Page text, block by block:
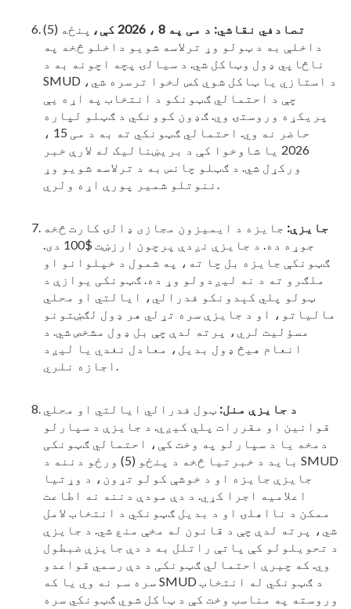
تصادفي نقاشي: د می په 8 ، 2026 کې،
پنځه (5)
داخلې به د ټولو وړ ترلاسه شویو داخلو څخه په
ناڅاپي ډول وټاکل شي. د سیالۍ پچه اچونه به د
SMUD د استازي یا ټاکل شوي کس لخوا ترسره شي،
چې د احتمالي ګټونکو د انتخاب په اړه یې
پریکړه وروستۍ وي. ګډون کوونکي د ګټلو لپاره
حاضر نه وي. احتمالي ګټونکي ته به د می 15 ،
2026 یا شاوخوا کې د بریښنالیک له لارې خبر
ورکړل شي. د ګټلو چانس به د ترلاسه شویو وړ
ننوتلو شمیر پورې اړه ولري.
جایزې: جایزه د ایمیزون مجازی ډالۍ کارت څخه
جوړه ده. د جایزې نږدې پرچون ارزښت $100 دی.
ګټونکې جایزه بل چا ته، په شمول د خپلوانو او
ملګرو ته د نه لیږدولو وړ ده. ګټونکی یوازې د
ټولو پلي کېدونکو فدرالي، ایالتي او محلي
مالیاتو، او د جایزې سره تړلي هر ډول لګښتونو
مسؤلیت لري، پرته لدې چې بل ډول مشخص شي. د
انعام هیڅ ډول بدیل، معادل نغدي یا لیږد
اجازه نلري.
د جایزې منل: ټول فدرالي ایالتي او محلي
قوانین او مقررات پلي کیږي. د جایزې د سپارلو
دمخه یا د سپارلو په وخت کې، احتمالي ګټونکی
باید د خبرتیا څخه د پنځو (5) ورځو دننه د SMUD
جایزې جایزه او د خوشې کولو تړون، د وړتیا
اعلامیه اجرا کړي. د دې مودې دننه نه اطاعت
ممکن د نااهلۍ او د بدیل ګټونکي د انتخاب لامل
شي، پرته لدې چې د قانون له مخې منع شي. د جایزې
د تحویلولو کې پاتې راتلل به د دې جایزې ضبطول
وي. که چیرې احتمالي ګټونکی د دې رسمي قواعدو
سره سم نه وي یا که SMUD د ګټونکي له انتخاب
وروسته په مناسب وخت کې د ټاکل شوي ګټونکي سره